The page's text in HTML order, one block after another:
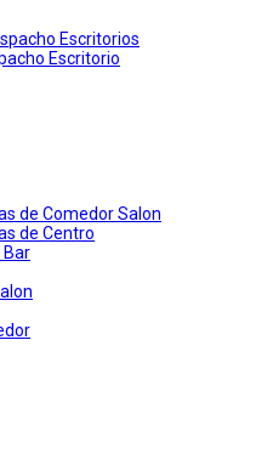
Escritorios
Escritorio
de Comedor Salon
de Centro
Bar